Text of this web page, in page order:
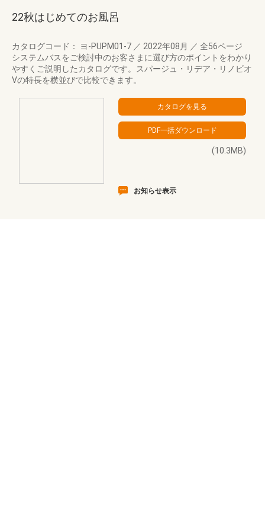
22秋はじめてのお風呂
カタログコード： ヨ-PUPM01-7 ／ 2022年08月 ／ 全56ページ
システムバスをご検討中のお客さまに選び方のポイントをわかり
やすくご説明したカタログです。スパージュ・リデア・リノビオ
Vの特長を横並びで比較できます。
(10.3MB)
お知らせ表示